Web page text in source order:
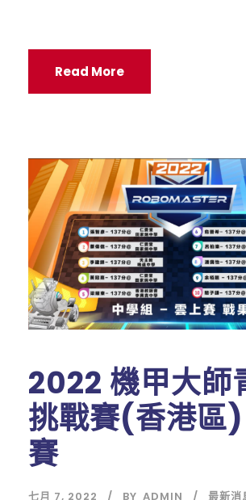
Read More
2022 機甲大師
挑戰賽(香港區
賽
七月 7, 2022 BY ADMIN 最新消